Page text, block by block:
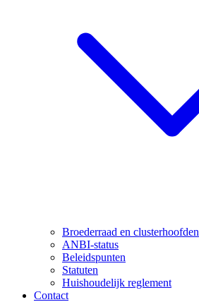
Broederraad en clusterhoofden
ANBI-status
Beleidspunten
Statuten
Huishoudelijk reglement
Contact